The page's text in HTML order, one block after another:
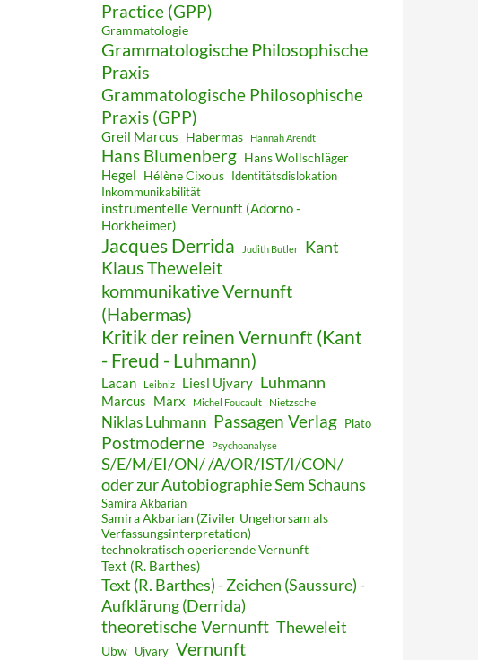
Practice (GPP)
Grammatologie
Grammatologische Philosophische
Praxis
Grammatologische Philosophische
Praxis (GPP)
Greil Marcus Habermas Hannah Arendt
Hans Blumenberg Hans Wollschläger
Hegel Hélène Cixous Identitätsdislokation
Inkommunikabilität
instrumentelle Vernunft (Adorno -
Horkheimer)
Jacques Derrida Judith Butler Kant
Klaus Theweleit
kommunikative Vernunft
(Habermas)
Kritik der reinen Vernunft (Kant
- Freud - Luhmann)
Lacan Leibniz Liesl Ujvary Luhmann
Marcus Marx Michel Foucault Nietzsche
Niklas Luhmann Passagen Verlag Plato
Postmoderne Psychoanalyse
S/E/M/EI/ON/ /A/OR/IST/I/CON/
oder zur Autobiographie Sem Schauns
Samira Akbarian
Samira Akbarian (Ziviler Ungehorsam als
Verfassungsinterpretation)
technokratisch operierende Vernunft
Text (R. Barthes)
Text (R. Barthes) - Zeichen (Saussure) -
Aufklärung (Derrida)
theoretische Vernunft Theweleit
Ubw Ujvary Vernunft